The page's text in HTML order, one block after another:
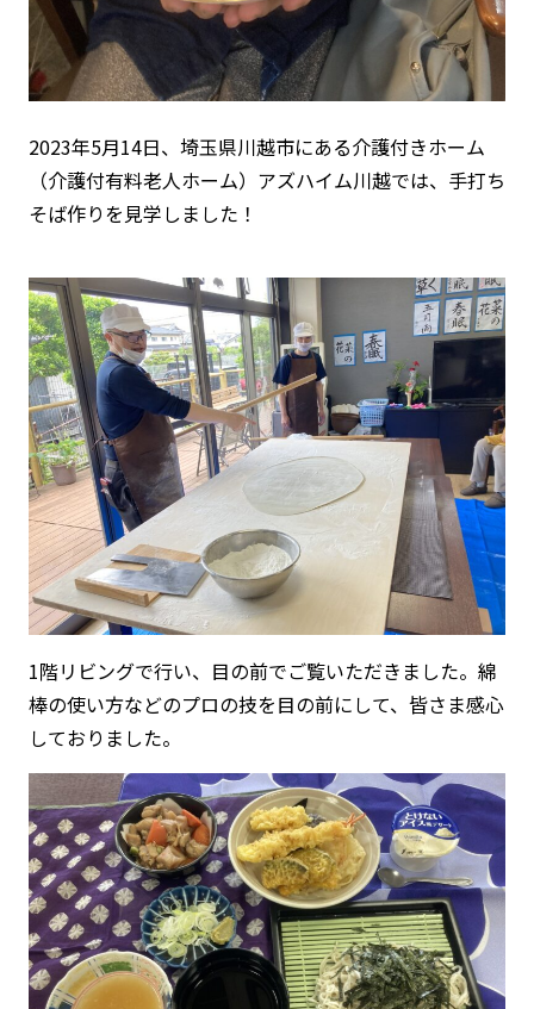
2023年5月14日、埼玉県川越市にある介護付きホーム
（介護付有料老人ホーム）アズハイム川越では、手打ち
そば作りを見学しました！
1階リビングで行い、目の前でご覧いただきました。綿
棒の使い方などのプロの技を目の前にして、皆さま感心
しておりました。